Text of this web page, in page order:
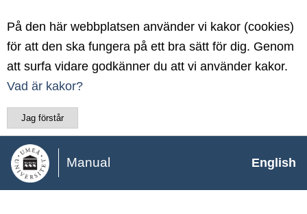
På den här webbplatsen använder vi kakor (cookies)
för att den ska fungera på ett bra sätt för dig. Genom
att surfa vidare godkänner du att vi använder kakor.
Vad är kakor?
Jag förstår
Manual English